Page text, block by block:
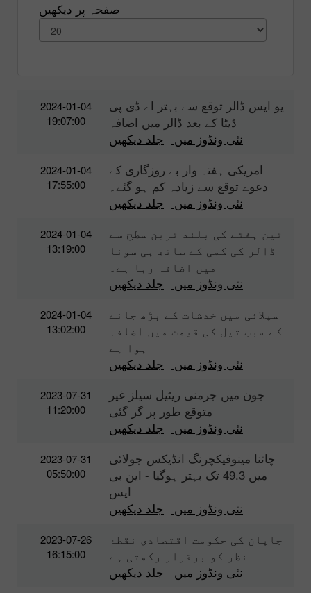
صفحہ پر دیکھیں
2024-01-04
19:07:00
یو ایس ڈالر توقع سے بہتر اے ڈی پی
ڈیٹا کے بعد ڈالر میں اضافہ
نئی ونڈوز میں
جلد دیکھیں
2024-01-04
17:55:00
امریکی ہفتہ وار بے روزگاری کے
دعوے توقع سے زیادہ کم ہو گئے۔
نئی ونڈوز میں
جلد دیکھیں
2024-01-04
13:19:00
تین ہفتے کی بلند ترین سطح سے
ڈالر کی کمی کے ساتھ ہی سونا
میں اضافہ رہا ہے۔
نئی ونڈوز میں
جلد دیکھیں
2024-01-04
13:02:00
سپلائی میں خدشات کے بڑھ جانے
کے سبب تیل کی قیمت میں اضافہ
ہوا ہے
نئی ونڈوز میں
جلد دیکھیں
2023-07-31
11:20:00
جون میں جرمنی ریٹیل سیلز غیر
متوقع طور پر گر گئی
نئی ونڈوز میں
جلد دیکھیں
2023-07-31
05:50:00
چائنا مینوفیکچرنگ انڈیکس جولائی
میں 49.3 تک بہتر ہوگیا - این بی
ایس
نئی ونڈوز میں
جلد دیکھیں
2023-07-26
16:15:00
جاپان کی حکومت اقتصادی نقطۂ
نظر کو برقرار رکھتی ہے
نئی ونڈوز میں
جلد دیکھیں